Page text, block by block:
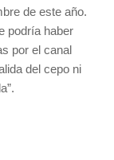
de este año.
podría haber
por el canal
del cepo ni